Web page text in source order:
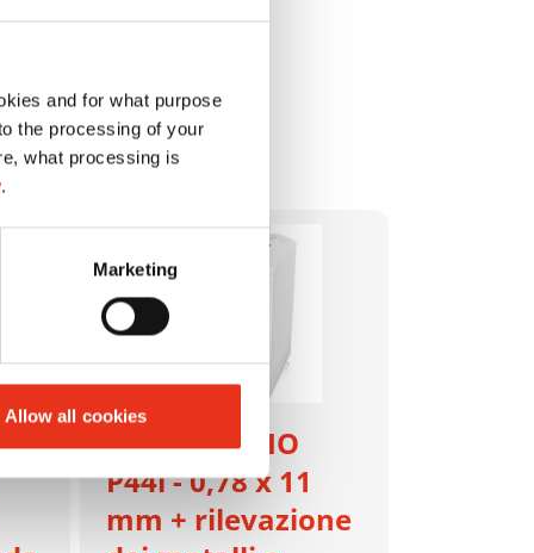
and for what purpose
the processing of your
what processing is
.
Marketing
Allow all cookies
HSM SECURIO
P44i - 0,78 x 11
mm + rilevazione